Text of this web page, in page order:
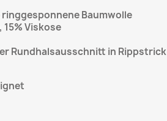
Baumwolle
Viskose
Rundhalsausschnitt in Rippstrick